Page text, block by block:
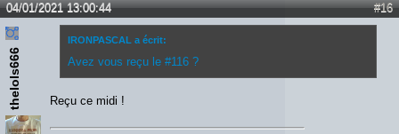
#16
04/01/2021 13:00:44
thelols666
IRONPASCAL a écrit:
Avez vous reçu le #116 ?
Reçu ce midi !